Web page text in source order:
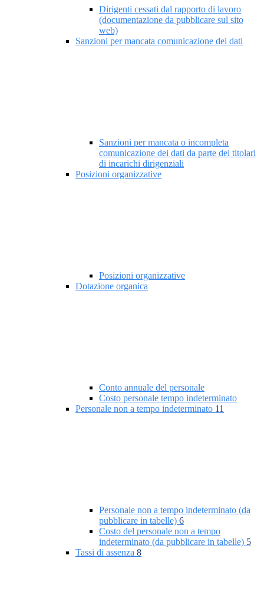
Dirigenti cessati dal rapporto di lavoro
(documentazione da pubblicare sul sito
web)
Sanzioni per mancata comunicazione dei dati
Sanzioni per mancata o incompleta
comunicazione dei dati da parte dei titolari
di incarichi dirigenziali
Posizioni organizzative
Posizioni organizzative
Dotazione organica
Conto annuale del personale
Costo personale tempo indeterminato
Personale non a tempo indeterminato 11
Personale non a tempo indeterminato (da
pubblicare in tabelle) 6
Costo del personale non a tempo
indeterminato (da pubblicare in tabelle) 5
Tassi di assenza 8